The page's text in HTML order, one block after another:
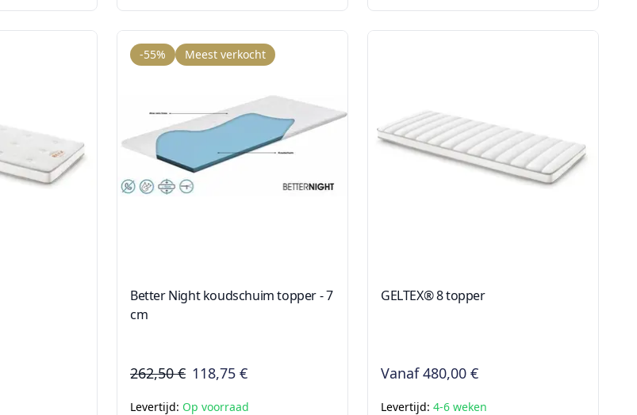
-55% Meest verkocht
Better Night koudschuim topper - 7
cm
262,50 € 118,75 €
Levertijd: Op voorraad
GELTEX® 8 topper
Vanaf480,00 €
Levertijd: 4-6 weken